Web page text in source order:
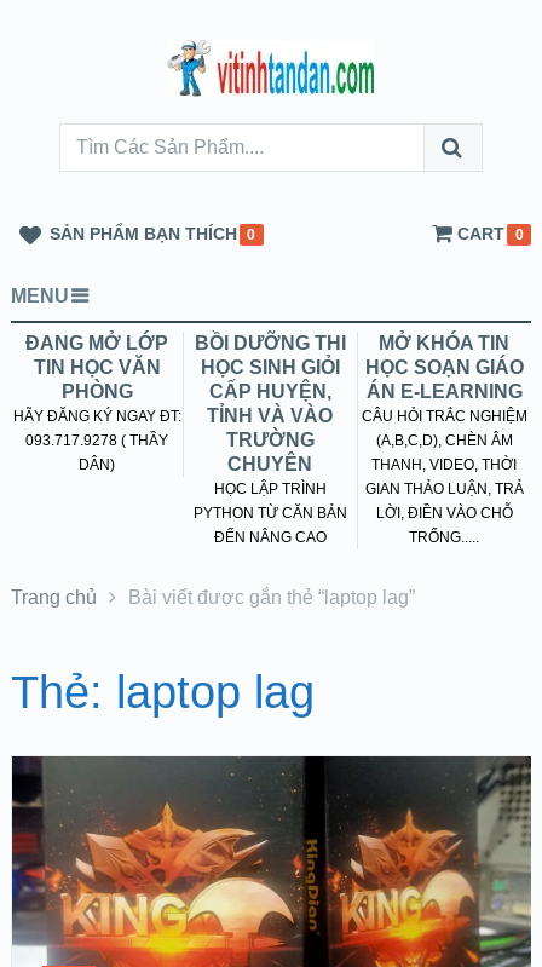
SẢN PHẨM BẠN THÍCH 0 CART 0
MENU
ĐANG MỞ LỚP
TIN HỌC VĂN
PHÒNG
HÃY ĐĂNG KÝ NGAY ĐT:
093.717.9278 ( THẦY
DÂN)
BỒI DƯỠNG THI
HỌC SINH GIỎI
CẤP HUYỆN,
TỈNH VÀ VÀO
TRƯỜNG
CHUYÊN
HỌC LẬP TRÌNH
PYTHON TỪ CĂN BẢN
ĐẾN NÂNG CAO
MỞ KHÓA TIN
HỌC SOẠN GIÁO
ÁN E-LEARNING
CÂU HỎI TRẮC NGHIỆM
(A,B,C,D), CHÈN ÂM
THANH, VIDEO, THỜI
GIAN THẢO LUẬN, TRẢ
LỜI, ĐIỀN VÀO CHỖ
TRỐNG.....
Trang chủ Bài viết được gắn thẻ “laptop lag”
Thẻ: laptop lag